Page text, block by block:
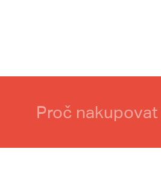
Proč nakupovat